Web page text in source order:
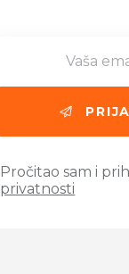
Pročitao sam i
privatnosti